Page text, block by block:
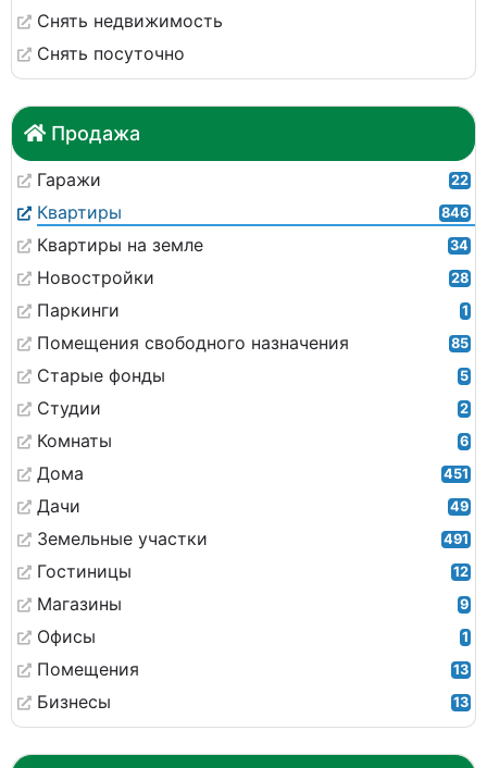
Снять недвижимость
Снять посуточно
Продажа
Гаражи 22
Квартиры 846
Квартиры на земле 34
Новостройки 28
Паркинги 1
Помещения свободного назначения 85
Старые фонды 5
Студии 2
Комнаты 6
Дома 451
Дачи 49
Земельные участки 491
Гостиницы 12
Магазины 9
Офисы 1
Помещения 13
Бизнесы 13